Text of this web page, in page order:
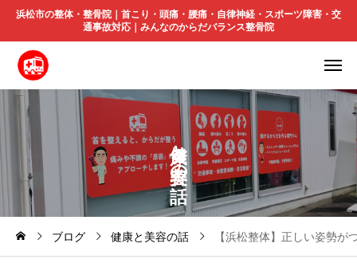
浜松市の整体・整骨院｜首こり・頭痛・腰痛・自律神経・スポーツ障害・交
通事故対応｜みんなのからだバランス整骨院
と
の
ブログ 健康と美容の話 【浜松整体】正しい姿勢が